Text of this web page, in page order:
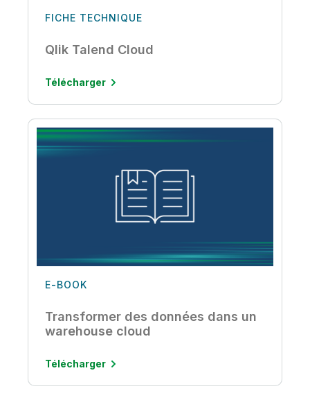
FICHE TECHNIQUE
Qlik Talend Cloud
Télécharger
E-BOOK
Transformer des données dans un
warehouse cloud
Télécharger